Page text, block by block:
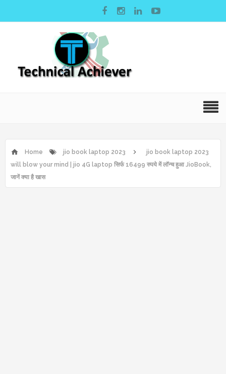
Home jio book laptop 2023
jio book laptop 2023
will blow your mind | jio 4G laptop सिर्फ 16499 रुपये में लॉन्च हुआ JioBook,
जानें क्या है खास